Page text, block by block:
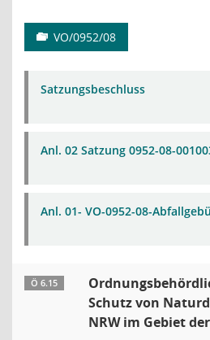
VO/0952/08
Satzungsbeschluss
Anl. 02 Satzung 0952-08-
Anl. 01- VO-0952-08-
Ö 6.15
Schutz von
NRW im Gebiet